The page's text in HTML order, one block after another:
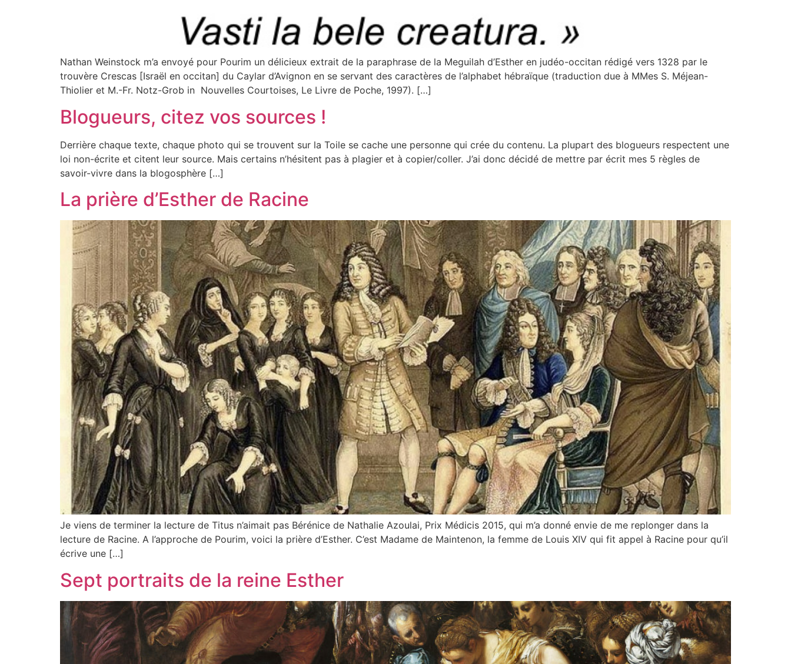
Nathan Weinstock m’a envoyé pour Pourim un délicieux extrait de la paraphrase de la Meguilah d’Esther en judéo-occitan rédigé vers 1328 par le
trouvère Crescas [Israël en occitan] du Caylar d’Avignon en se servant des caractères de l’alphabet hébraïque (traduction due à MMes S. Méjean-
Thiolier et M.-Fr. Notz-Grob in Nouvelles Courtoises, Le Livre de Poche, 1997). […]
Blogueurs, citez vos sources !
Derrière chaque texte, chaque photo qui se trouvent sur la Toile se cache une personne qui crée du contenu. La plupart des blogueurs respectent une
loi non-écrite et citent leur source. Mais certains n’hésitent pas à plagier et à copier/coller. J’ai donc décidé de mettre par écrit mes 5 règles de
savoir-vivre dans la blogosphère […]
La prière d’Esther de Racine
Je viens de terminer la lecture de Titus n’aimait pas Bérénice de Nathalie Azoulai, Prix Médicis 2015, qui m’a donné envie de me replonger dans la
lecture de Racine. A l’approche de Pourim, voici la prière d’Esther. C’est Madame de Maintenon, la femme de Louis XIV qui fit appel à Racine pour qu’il
écrive une […]
Sept portraits de la reine Esther